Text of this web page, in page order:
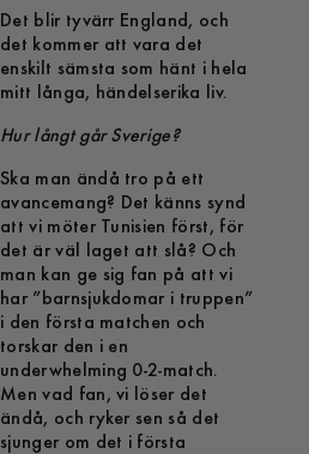
Det blir tyvärr England, och
det kommer att vara det
enskilt sämsta som hänt i hela
mitt långa, händelserika liv.
Hur långt går Sverige?
Ska man ändå tro på ett
avancemang? Det känns synd
att vi möter Tunisien först, för
det är väl laget att slå? Och
man kan ge sig fan på att vi
har ”barnsjukdomar i truppen”
i den första matchen och
torskar den i en
underwhelming 0-2-match.
Men vad fan, vi löser det
ändå, och ryker sen så det
sjunger om det i första